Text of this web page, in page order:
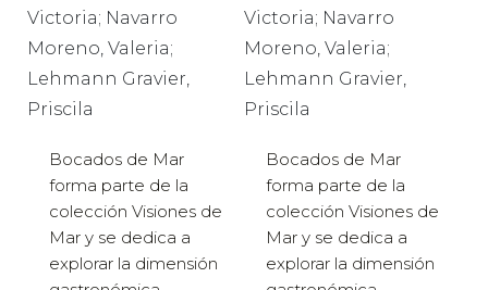
Victoria; Navarro
Moreno, Valeria;
Lehmann Gravier,
Priscila
Bocados de Mar
forma parte de la
colección Visiones de
Mar y se dedica a
explorar la dimensión
Victoria; Navarro
Moreno, Valeria;
Lehmann Gravier,
Priscila
Bocados de Mar
forma parte de la
colección Visiones de
Mar y se dedica a
explorar la dimensión